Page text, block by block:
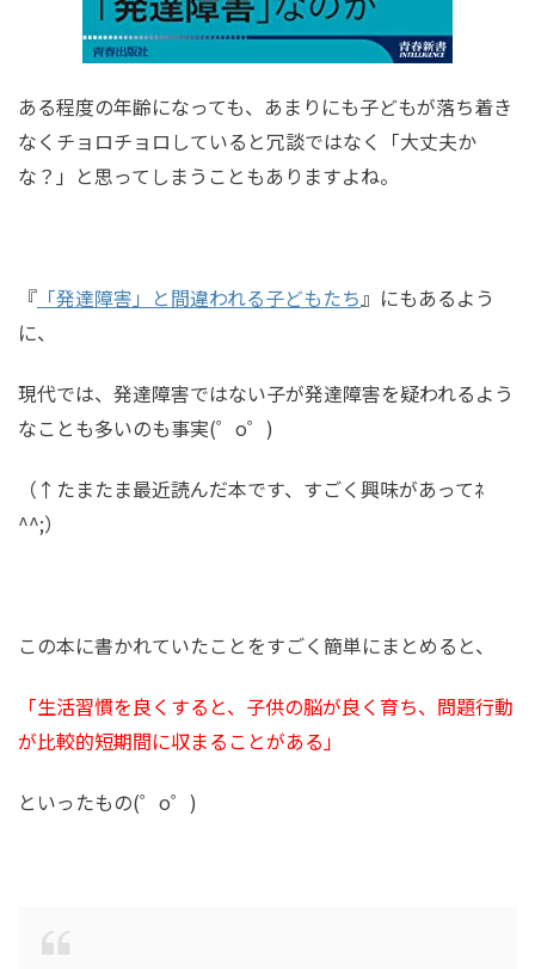
ある程度の年齢になっても、あまりにも子どもが落ち着き
なくチョロチョロしていると冗談ではなく「大丈夫か
な？」と思ってしまうこともありますよね。
『 「発達障害」と間違われる子どもたち』 にもあるよう
に、
現代では、発達障害ではない子が発達障害を疑われるよう
なことも多いのも事実(゜o゜)
（↑たまたま最近読んだ本です、すごく興味があってﾈ
^^;）
この本に書かれていたことをすごく簡単にまとめると、
「生活習慣を良くすると、子供の脳が良く育ち、問題行動
が比較的短期間に収まることがある」
といったもの(゜o゜)